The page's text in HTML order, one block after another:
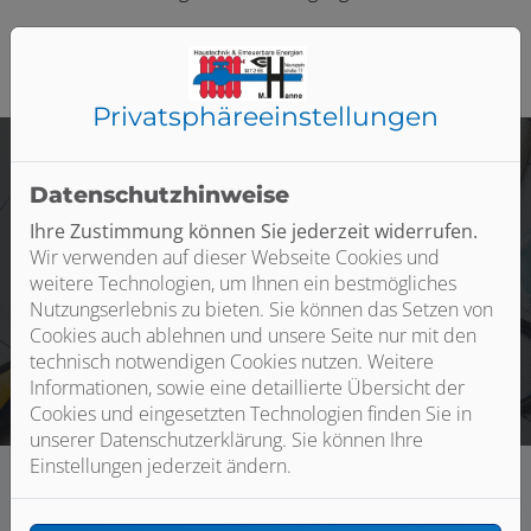
Professionelle Betreuung
Wenn Sie uns brauchen, sind wir schnell für Sie da. Wir
betreuen Gewerbe- und Privatkunden bei Bau,
Sanierung und Wartung in und um Braunschweig.
Privatsphäre­einstellungen
Datenschutzhinweise
Ihre Zustimmung können Sie jederzeit widerrufen.
Wir verwenden auf dieser Webseite Cookies und
weitere Technologien, um Ihnen ein bestmögliches
Nutzungserlebnis zu bieten. Sie können das Setzen von
Cookies auch ablehnen und unsere Seite nur mit den
technisch notwendigen Cookies nutzen. Weitere
Informationen, sowie eine detaillierte Übersicht der
Cookies und eingesetzten Technologien finden Sie in
unserer Datenschutzerklärung. Sie können Ihre
Einstellungen jederzeit ändern.